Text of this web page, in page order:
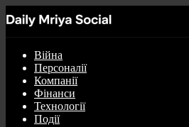
Війна
Персоналії
Компанії
Фінанси
Технології
Події